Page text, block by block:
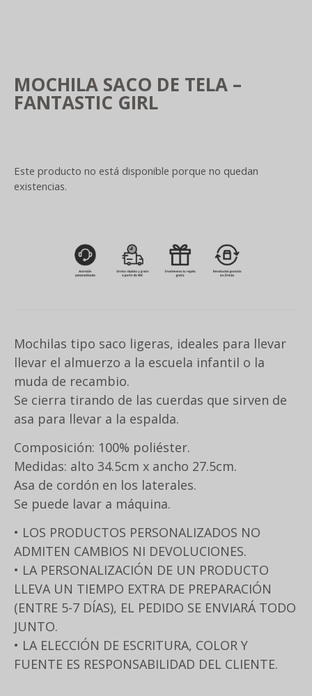
MOCHILA SACO DE TELA –
FANTASTIC GIRL
Este producto no está disponible porque no quedan
existencias.
Mochilas tipo saco ligeras, ideales para llevar
llevar el almuerzo a la escuela infantil o la
muda de recambio.
Se cierra tirando de las cuerdas que sirven de
asa para llevar a la espalda.
Composición: 100% poliéster.
Medidas: alto 34.5cm x ancho 27.5cm.
Asa de cordón en los laterales.
Se puede lavar a máquina.
• LOS PRODUCTOS PERSONALIZADOS NO
ADMITEN CAMBIOS NI DEVOLUCIONES.
• LA PERSONALIZACIÓN DE UN PRODUCTO
LLEVA UN TIEMPO EXTRA DE PREPARACIÓN
(ENTRE 5-7 DÍAS), EL PEDIDO SE ENVIARÁ TODO
JUNTO.
• LA ELECCIÓN DE ESCRITURA, COLOR Y
FUENTE ES RESPONSABILIDAD DEL CLIENTE.